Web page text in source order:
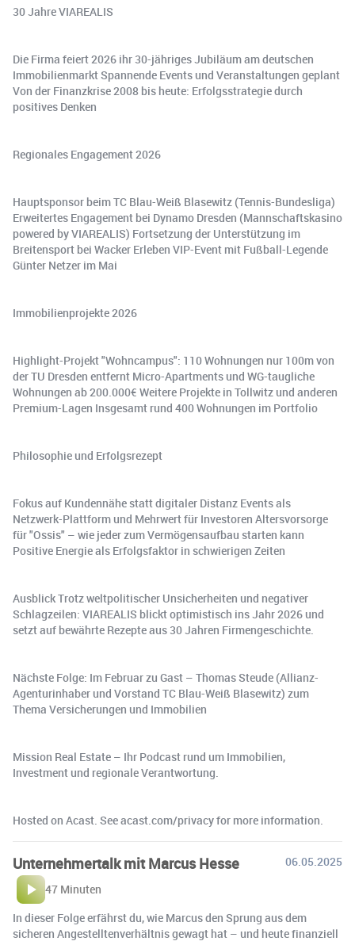
30 Jahre VIAREALIS
Die Firma feiert 2026 ihr 30-jähriges Jubiläum am deutschen
Immobilienmarkt Spannende Events und Veranstaltungen geplant
Von der Finanzkrise 2008 bis heute: Erfolgsstrategie durch
positives Denken
Regionales Engagement 2026
Hauptsponsor beim TC Blau-Weiß Blasewitz (Tennis-Bundesliga)
Erweitertes Engagement bei Dynamo Dresden (Mannschaftskasino
powered by VIAREALIS) Fortsetzung der Unterstützung im
Breitensport bei Wacker Erleben VIP-Event mit Fußball-Legende
Günter Netzer im Mai
Immobilienprojekte 2026
Highlight-Projekt "Wohncampus": 110 Wohnungen nur 100m von
der TU Dresden entfernt Micro-Apartments und WG-taugliche
Wohnungen ab 200.000€ Weitere Projekte in Tollwitz und anderen
Premium-Lagen Insgesamt rund 400 Wohnungen im Portfolio
Philosophie und Erfolgsrezept
Fokus auf Kundennähe statt digitaler Distanz Events als
Netzwerk-Plattform und Mehrwert für Investoren Altersvorsorge
für "Ossis" – wie jeder zum Vermögensaufbau starten kann
Positive Energie als Erfolgsfaktor in schwierigen Zeiten
Ausblick Trotz weltpolitischer Unsicherheiten und negativer
Schlagzeilen: VIAREALIS blickt optimistisch ins Jahr 2026 und
setzt auf bewährte Rezepte aus 30 Jahren Firmengeschichte.
Nächste Folge: Im Februar zu Gast – Thomas Steude (Allianz-
Agenturinhaber und Vorstand TC Blau-Weiß Blasewitz) zum
Thema Versicherungen und Immobilien
Mission Real Estate – Ihr Podcast rund um Immobilien,
Investment und regionale Verantwortung.
Hosted on Acast. See acast.com/privacy for more information.
Unternehmertalk mit Marcus Hesse
06.05.2025
47 Minuten
In dieser Folge erfährst du, wie Marcus den Sprung aus dem
sicheren Angestelltenverhältnis gewagt hat – und heute finanziell